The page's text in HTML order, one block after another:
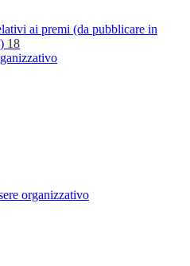
ai premi (da pubblicare in
18
organizzativo